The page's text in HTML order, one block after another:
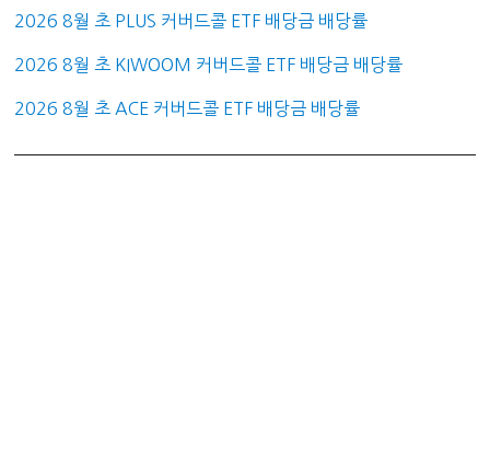
2026 8월 초 PLUS 커버드콜 ETF 배당금 배당률
2026 8월 초 KIWOOM 커버드콜 ETF 배당금 배당률
2026 8월 초 ACE 커버드콜 ETF 배당금 배당률